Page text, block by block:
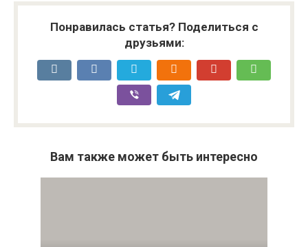
Понравилась статья? Поделиться с
друзьями:
Вам также может быть интересно